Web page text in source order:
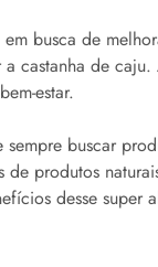
em busca de
a castanha de
estar.
sempre buscar
de produtos
desse super